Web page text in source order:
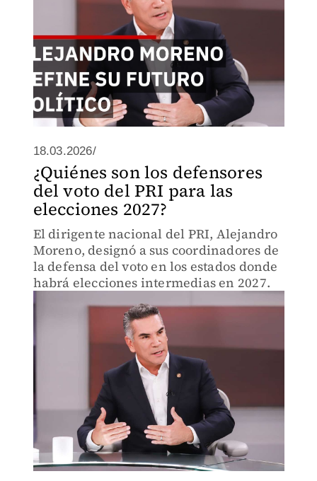
18.03.2026/
¿Quiénes son los defensores
del voto del PRI para las
elecciones 2027?
El dirigente nacional del PRI, Alejandro
Moreno, designó a sus coordinadores de
la defensa del voto en los estados donde
habrá elecciones intermedias en 2027.